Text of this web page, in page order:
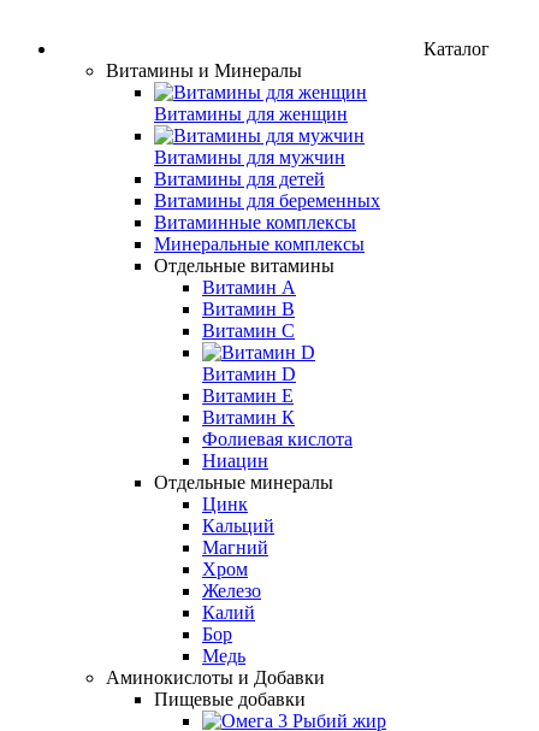
Каталог
Витамины и Минералы
Витамины для женщин
Витамины для мужчин
Витамины для детей
Витамины для беременных
Витаминные комплексы
Минеральные комплексы
Отдельные витамины
Витамин А
Витамин B
Витамин C
Витамин D
Витамин Е
Витамин К
Фолиевая кислота
Ниацин
Отдельные минералы
Цинк
Кальций
Магний
Хром
Железо
Калий
Бор
Медь
Аминокислоты и Добавки
Пищевые добавки